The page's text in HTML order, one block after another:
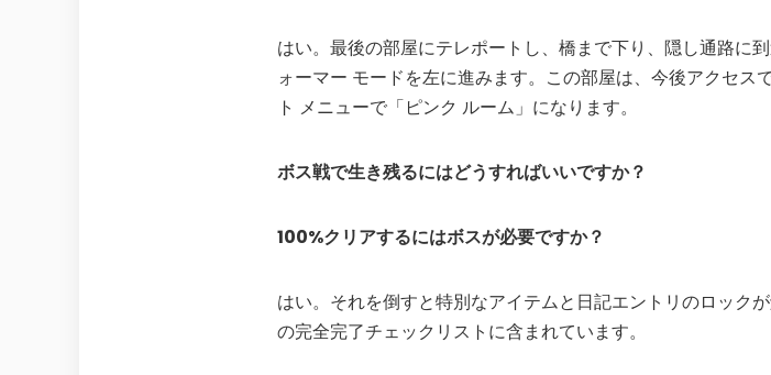
はい。最後の部屋にテレポートし、橋まで下り、隠し通路に
ォーマー モードを左に進みます。この部屋は、今後アクセス
ト メニューで「ピンク ルーム」になります。
ボス戦で生き残るにはどうすればいいですか？
100%クリアするにはボスが必要ですか？
はい。それを倒すと特別なアイテムと日記エントリのロック
の完全完了チェックリストに含まれています。